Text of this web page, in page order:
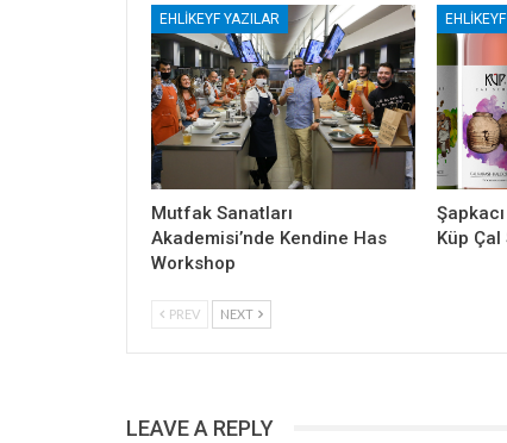
EHLIKEYF YAZILAR
Mutfak Sanatları
Akademisi’nde Kendine Has
Workshop
Küp Çal
PREV NEXT
LEAVE A REPLY